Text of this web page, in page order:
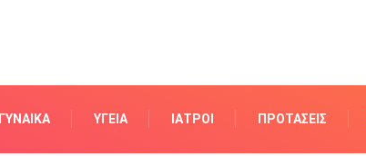
ΓΥΝΑΊΚΑ ΥΓΕΊΑ ΙΑΤΡΟΊ ΠΡΟΤΆΣΕΙΣ